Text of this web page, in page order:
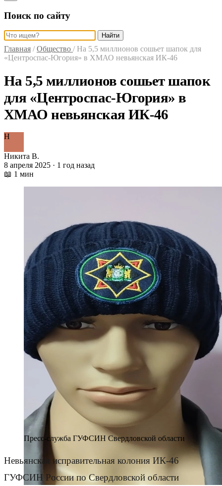
Поиск по сайту
Найти
Главная / Общество / На 5,5 миллионов сошьет шапок для
«Центроспас-Югория» в ХМАО невьянская ИК-46
На 5,5 миллионов сошьет шапок
для «Центроспас-Югория» в
ХМАО невьянская ИК-46
Н
Никита В.
8 апреля 2025 · 1 год назад
📖 1 мин
Пресс-служба ГУФСИН Свердловской области
Невьянская исправительная колония ИК-46
ГУФСИН России по Свердловской области